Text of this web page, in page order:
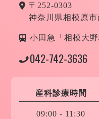
〒252-0303
神奈川県相模原
小田急「相模大
042-742-3636
産科診療時間
09:00 - 11:30